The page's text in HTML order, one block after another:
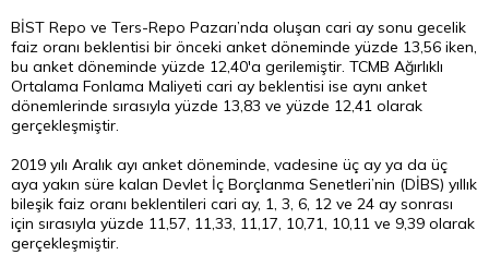
BİST Repo ve Ters-Repo Pazarı’nda oluşan cari ay sonu gecelik
faiz oranı beklentisi bir önceki anket döneminde yüzde 13,56 iken,
bu anket döneminde yüzde 12,40'a gerilemiştir. TCMB Ağırlıklı
Ortalama Fonlama Maliyeti cari ay beklentisi ise aynı anket
dönemlerinde sırasıyla yüzde 13,83 ve yüzde 12,41 olarak
gerçekleşmiştir.
2019 yılı Aralık ayı anket döneminde, vadesine üç ay ya da üç
aya yakın süre kalan Devlet İç Borçlanma Senetleri’nin (DİBS) yıllık
bileşik faiz oranı beklentileri cari ay, 1, 3, 6, 12 ve 24 ay sonrası
için sırasıyla yüzde 11,57, 11,33, 11,17, 10,71, 10,11 ve 9,39 olarak
gerçekleşmiştir.